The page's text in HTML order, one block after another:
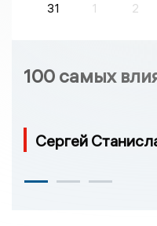
31
1 2
100 самых
Сергей